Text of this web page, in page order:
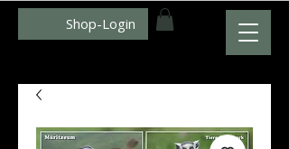
Shop-Login